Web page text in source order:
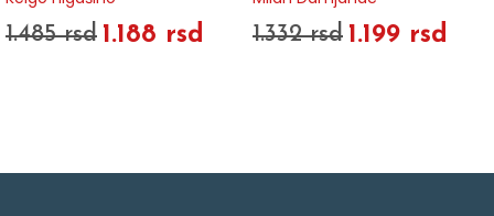
1.485 rsd 1.188 rsd 1.332 rsd 1.199 rsd